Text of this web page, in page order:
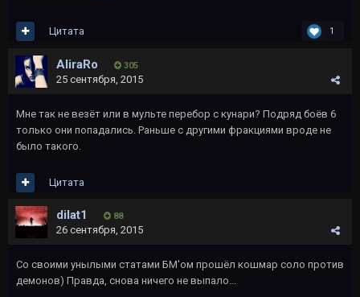
1
Цитата
AliraRo 305
25 сентября, 2015
Мне так не везёт или в мульте перебор с кунари? Подряд боёв 6
только они попадались. Раньше с другими фракциями вроде не
было такого.
Цитата
dilat1 88
26 сентября, 2015
Со своими унылыми статами БМ'ом прошёл кошмар соло против
демонов) Правда, снова ничего не выпало...